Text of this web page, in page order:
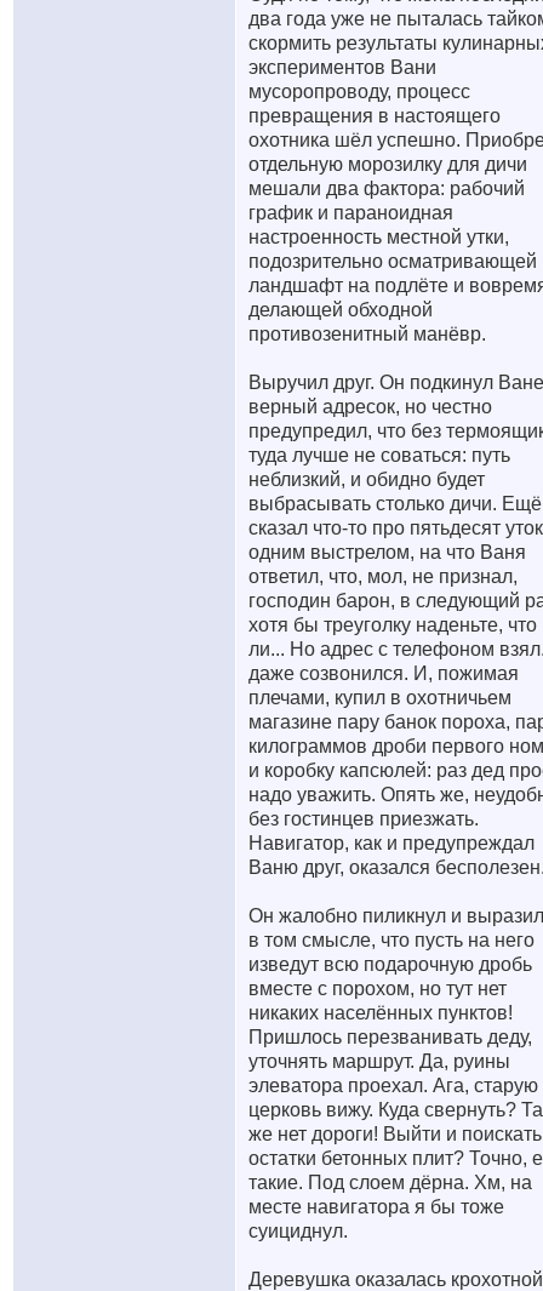
два года уже не пыталась
скормить результаты
экспериментов Вани
мусоропроводу, процесс
превращения в настоящего
охотника шёл успешно.
отдельную морозилку для дичи
мешали два фактора: рабочий
график и параноидная
настроенность местной утки,
подозрительно осматривающей
ландшафт на подлёте и
делающей обходной
противозенитный манёвр.
Выручил друг. Он подкинул Ване
верный адресок, но честно
предупредил, что без
туда лучше не соваться: путь
неблизкий, и обидно будет
выбрасывать столько дичи.
сказал что-то про пятьдесят уток
одним выстрелом, на что Ваня
ответил, что, мол, не признал,
господин барон, в следующий
хотя бы треуголку наденьте, что
ли... Но адрес с телефоном
даже созвонился. И, пожимая
плечами, купил в охотничьем
магазине пару банок пороха,
килограммов дроби первого
и коробку капсюлей: раз дед
надо уважить. Опять же,
без гостинцев приезжать.
Навигатор, как и предупреждал
Ваню друг, оказался
Он жалобно пиликнул и
в том смысле, что пусть на него
изведут всю подарочную дробь
вместе с порохом, но тут нет
никаких населённых пунктов!
Пришлось перезванивать деду,
уточнять маршрут. Да, руины
элеватора проехал. Ага, старую
церковь вижу. Куда свернуть?
же нет дороги! Выйти и поискать
остатки бетонных плит? Точно,
такие. Под слоем дёрна. Хм, на
месте навигатора я бы тоже
суициднул.
Деревушка оказалась